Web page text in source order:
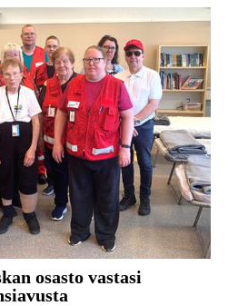
osasto vastasi